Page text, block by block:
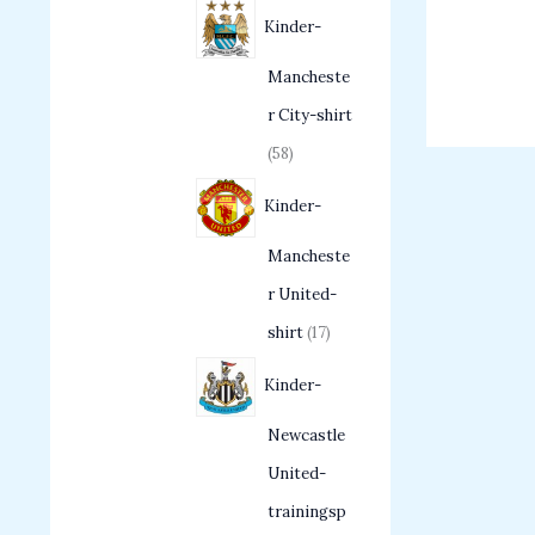
Kinder-
Mancheste
r City-shirt
58
Kinder-
Mancheste
r United-
shirt 17
Kinder-
Newcastle
United-
trainingsp